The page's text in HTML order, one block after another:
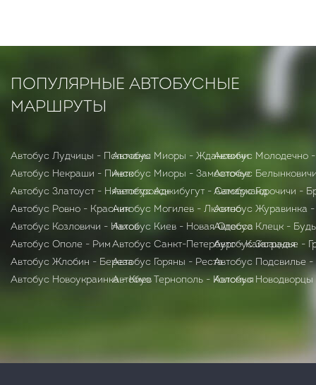
ПОПУЛЯРНЫЕ АВТОБУСНЫЕ
МАРШРУТЫ
Автобус Лудчицы - Полочаны
Автобус Некраши - Пинск
Автобус Златоуст - Нязепетровск
Автобус Ровно - Красник
Автобус Козловичи - Нахов
Автобус Ополе - Рим
Автобус Жлобин - Бepeзa
Автобус Новоукраинка - Киев
Автобус Миоры - Ждановичи
Автобус Миоры - Замосточье
Автобус Аджибугут - Самарканд
Автобус Могилев - Люсино
Автобус Киев - Новая Одесса
Автобус Санкт-Петербург - Кайсацкая
Автобус Горяны - Реста
Автобус Тернополь - Коломыя
Автобус Молодечно -
Автобус
Автобус Горочичи -
Автобус Журавинка
Автобус Клецк -
Автобус Заградье -
Автобус Подсвилье
Автобус